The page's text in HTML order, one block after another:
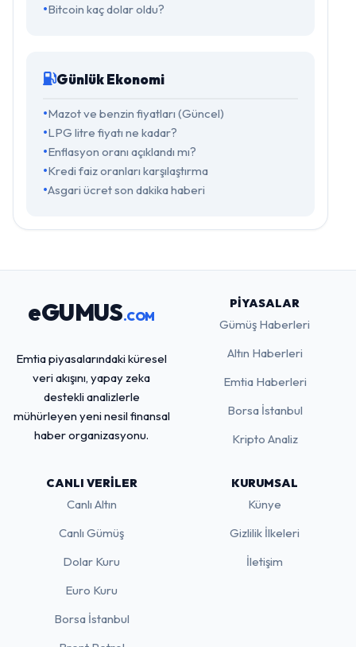
Bitcoin kaç dolar oldu?
Günlük Ekonomi
Mazot ve benzin fiyatları (Güncel)
LPG litre fiyatı ne kadar?
Enflasyon oranı açıklandı mı?
Kredi faiz oranları karşılaştırma
Asgari ücret son dakika haberi
eGUMUS.COM
Emtia piyasalarındaki küresel
veri akışını, yapay zeka
destekli analizlerle
mühürleyen yeni nesil finansal
haber organizasyonu.
PIYASALAR
Gümüş Haberleri
Altın Haberleri
Emtia Haberleri
Borsa İstanbul
Kripto Analiz
CANLI VERILER
Canlı Altın
Canlı Gümüş
Dolar Kuru
Euro Kuru
Borsa İstanbul
KURUMSAL
Künye
Gizlilik İlkeleri
İletişim